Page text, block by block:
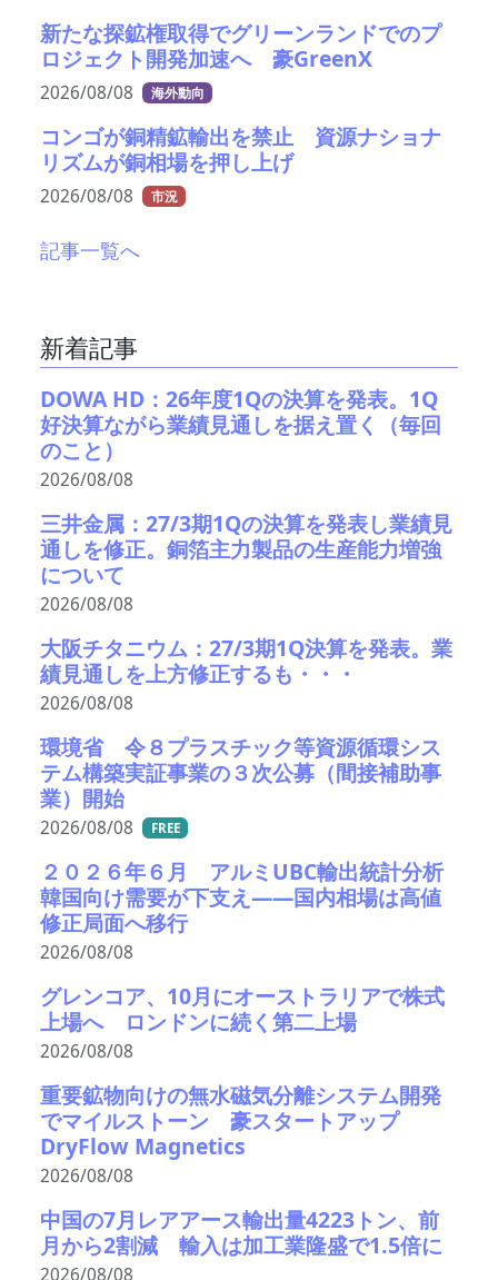
新たな探鉱権取得でグリーンランドでのプ
ロジェクト開発加速へ 豪GreenX
2026/08/08 海外動向
コンゴが銅精鉱輸出を禁止 資源ナショナ
リズムが銅相場を押し上げ
2026/08/08 市況
記事一覧へ
新着記事
DOWA HD：26年度1Qの決算を発表。1Q
好決算ながら業績見通しを据え置く（毎回
のこと）
2026/08/08
三井金属：27/3期1Qの決算を発表し業績見
通しを修正。銅箔主力製品の生産能力増強
について
2026/08/08
大阪チタニウム：27/3期1Q決算を発表。業
績見通しを上方修正するも・・・
2026/08/08
環境省 令８プラスチック等資源循環シス
テム構築実証事業の３次公募（間接補助事
業）開始
2026/08/08 FREE
２０２６年６月 アルミUBC輸出統計分析
韓国向け需要が下支え――国内相場は高値
修正局面へ移行
2026/08/08
グレンコア、10月にオーストラリアで株式
上場へ ロンドンに続く第二上場
2026/08/08
重要鉱物向けの無水磁気分離システム開発
でマイルストーン 豪スタートアップ
DryFlow Magnetics
2026/08/08
中国の7月レアアース輸出量4223トン、前
月から2割減 輸入は加工業隆盛で1.5倍に
2026/08/08